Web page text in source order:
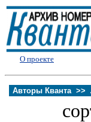
О проекте
Авторы Кванта >>